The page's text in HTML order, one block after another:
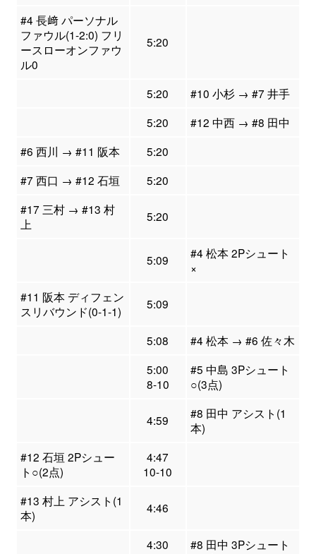
#4 長﨑 パーソナル
ファウル(1-2:0) フリ
ースローオンファウ
ル0
5:20
5:20
#10 小杉 → #7 井手
5:20
#12 中西 → #8 田中
#6 西川 → #11 阪本
5:20
#7 西口 → #12 石垣
5:20
#17 三村 → #13 村
上
5:20
5:09
#4 松本 2Pシュート
×
#11 阪本 ディフェン
スリバウンド(0-1-1)
5:09
5:08
#4 松本 → #6 佐々木
5:00
8-10
#5 中島 3Pシュート
○(3点)
4:59
#8 田中 アシスト(1
本)
#12 石垣 2Pシュー
ト○(2点)
4:47
10-10
#13 村上 アシスト(1
本)
4:46
4:30
#8 田中 3Pシュート